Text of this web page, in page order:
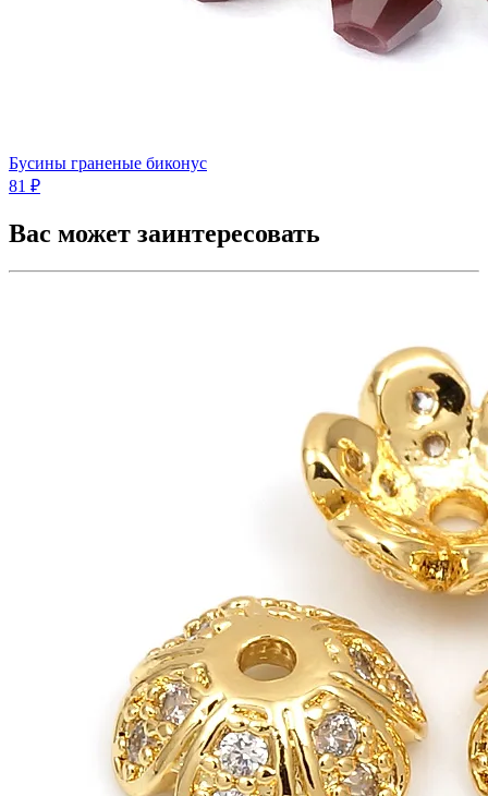
Бусины граненые биконус
81 ₽
Вас может заинтересовать